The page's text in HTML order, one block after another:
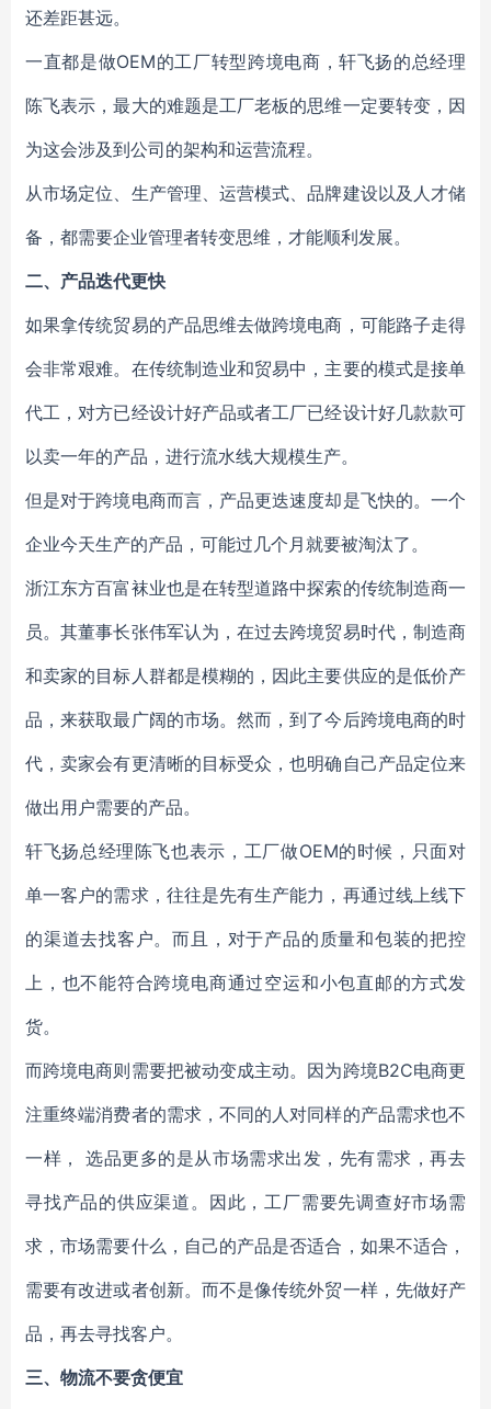
还差距甚远。
一直都是做OEM的工厂转型跨境电商，轩飞扬的总经理
陈飞表示，最大的难题是工厂老板的思维一定要转变，因
为这会涉及到公司的架构和运营流程。
从市场定位、生产管理、运营模式、品牌建设以及人才储
备，都需要企业管理者转变思维，才能顺利发展。
二、产品迭代更快
如果拿传统贸易的产品思维去做跨境电商，可能路子走得
会非常艰难。在传统制造业和贸易中，主要的模式是接单
代工，对方已经设计好产品或者工厂已经设计好几款款可
以卖一年的产品，进行流水线大规模生产。
但是对于跨境电商而言，产品更迭速度却是飞快的。一个
企业今天生产的产品，可能过几个月就要被淘汰了。
浙江东方百富袜业也是在转型道路中探索的传统制造商一
员。其董事长张伟军认为，在过去跨境贸易时代，制造商
和卖家的目标人群都是模糊的，因此主要供应的是低价产
品，来获取最广阔的市场。然而，到了今后跨境电商的时
代，卖家会有更清晰的目标受众，也明确自己产品定位来
做出用户需要的产品。
轩飞扬总经理陈飞也表示，工厂做OEM的时候，只面对
单一客户的需求，往往是先有生产能力，再通过线上线下
的渠道去找客户。而且，对于产品的质量和包装的把控
上，也不能符合跨境电商通过空运和小包直邮的方式发
货。
而跨境电商则需要把被动变成主动。因为跨境B2C电商更
注重终端消费者的需求，不同的人对同样的产品需求也不
一样， 选品更多的是从市场需求出发，先有需求，再去
寻找产品的供应渠道。因此，工厂需要先调查好市场需
求，市场需要什么，自己的产品是否适合，如果不适合，
需要有改进或者创新。而不是像传统外贸一样，先做好产
品，再去寻找客户。
三、物流不要贪便宜